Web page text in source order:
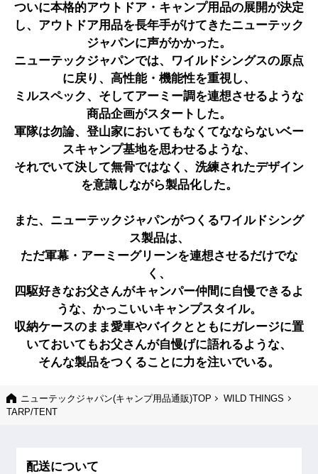
ついに本格的アウトドア・キャンプ用品の展開が決定
し、アウトドア用品を長年手がけてきたニューテック
ジャパンに声がかかった。
ニューテックジャパンでは、ワイルドシングスの原点
に戻り、高性能・機能性を重視し、
ミルスペック、そしてアーミー調を連想させるような
商品企画がスタートした。
軍隊は勿論、登山家においてもなくてなならないベー
スキャンプ基地を思わせるような、
それでいて決して無骨ではなく、洗練されたデザイン
を意識しながら製品化した。
また、ニューテックジャパンがつくるワイルドシング
ス製品は、
ただ軍幕・アーミーグリーンを連想させるだけでな
く、
四駆好きなお父さんがキャンパー仲間に自慢できるよ
うな、かっこいいキャンプスタイル。
収納ケースのまま愛車やバイクとともにガレージに置
いておいてもお父さんが自慢げに語れるような、
そんな製品をつくることに力を注いでいる。
ニューテックジャパン(キャンプ用品通販)TOP
WILD THINGS
TARP/TENT
配送について